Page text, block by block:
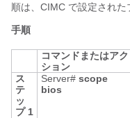
順は、CIMC で設定された
手順
コマンドまたはアク
ション
ス
テ
ッ
プ 1
Server# scope
bios